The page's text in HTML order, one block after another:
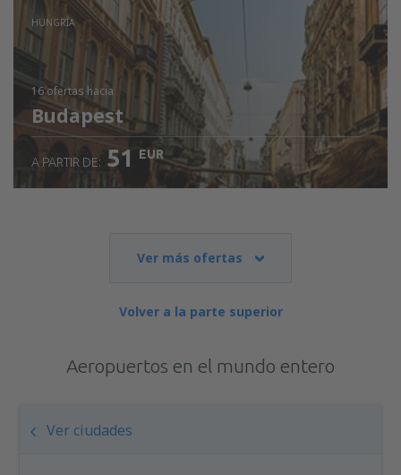
HUNGRÍA
16 ofertas hacia
Budapest
A PARTIR DE: 51 EUR
Ver más ofertas
Volver a la parte superior
Aeropuertos en el mundo entero
Ver ciudades